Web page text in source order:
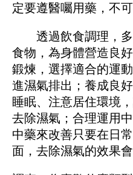
定要遵醫囑用藥，不可
透過飲食調理，多
食物，為身體營造良
鍛煉，選擇適合的運
進濕氣排出；養成良
睡眠、注意居住環境
去除濕氣；合理運用
中藥來改善只要在日
面，去除濕氣的效果會